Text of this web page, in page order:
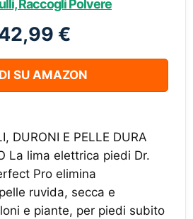
Raccogli Polvere
€
SU AMAZON
DURONI E PELLE DURA
La lima elettrica piedi Dr.
Pro elimina
ruvida, secca e
e piante, per piedi subito